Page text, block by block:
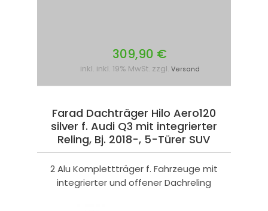
309,90 €
inkl. inkl. 19% MwSt. zzgl. Versand
Farad Dachträger Hilo Aero120
silver f. Audi Q3 mit integrierter
Reling, Bj. 2018-, 5-Türer SUV
2 Alu Komplettträger f. Fahrzeuge mit
integrierter und offener Dachreling